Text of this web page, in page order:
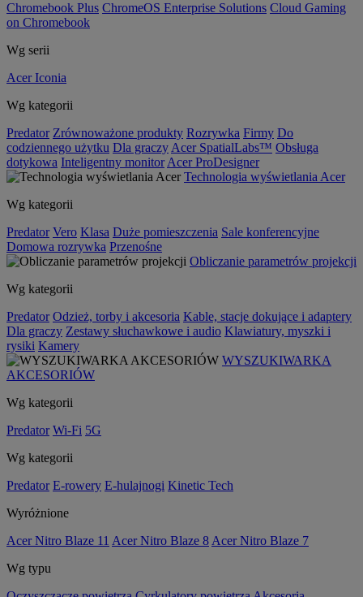
Chromebook Plus ChromeOS Enterprise Solutions Cloud Gaming
on Chromebook
Wg serii
Acer Iconia
Wg kategorii
Predator Zrównoważone produkty Rozrywka Firmy Do
codziennego użytku Dla graczy Acer SpatialLabs™ Obsługa
dotykowa Inteligentny monitor Acer ProDesigner
Technologia wyświetlania Acer
Wg kategorii
Predator Vero Klasa Duże pomieszczenia Sale konferencyjne
Domowa rozrywka Przenośne
Obliczanie parametrów projekcji
Wg kategorii
Predator Odzież, torby i akcesoria Kable, stacje dokujące i adaptery
Dla graczy Zestawy słuchawkowe i audio Klawiatury, myszki i
rysiki Kamery
WYSZUKIWARKA
AKCESORIÓW
Wg kategorii
Predator Wi-Fi 5G
Wg kategorii
Predator E-rowery E-hulajnogi Kinetic Tech
Wyróżnione
Acer Nitro Blaze 11 Acer Nitro Blaze 8 Acer Nitro Blaze 7
Wg typu